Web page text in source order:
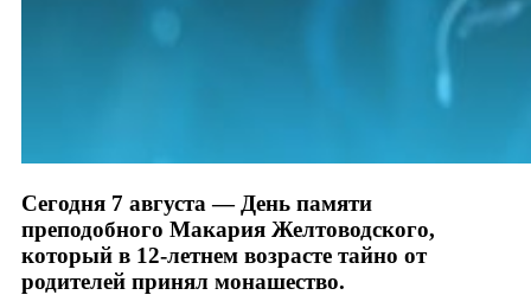
Сегодня 7 августа — День памяти
преподобного Макария Желтоводского,
который в 12-летнем возрасте тайно от
родителей принял монашество.